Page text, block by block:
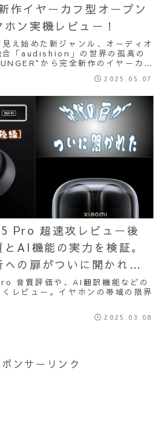
作イヤーカフ型オープン
ン実機レビュー！
え始めた新ジャンル、オーディオ
合「audishion」の世界の孤高の
から完全新作のイヤーカフ
2025.05.07
Pro 超速攻レビュー後
AI機能の実力を検証。
への扉がついに開かれ
音質評価や、AI翻訳機能などの
レビュー。イヤホンの帯域の限界
2025.03.08
ポンサーリンク